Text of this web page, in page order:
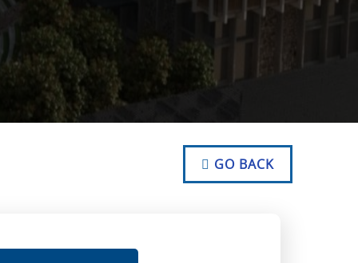
NO TEXT
NO TEXT
NO TEXT
GO BACK